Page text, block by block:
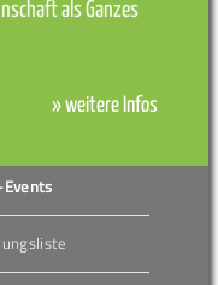
als Ganzes
» weitere Infos